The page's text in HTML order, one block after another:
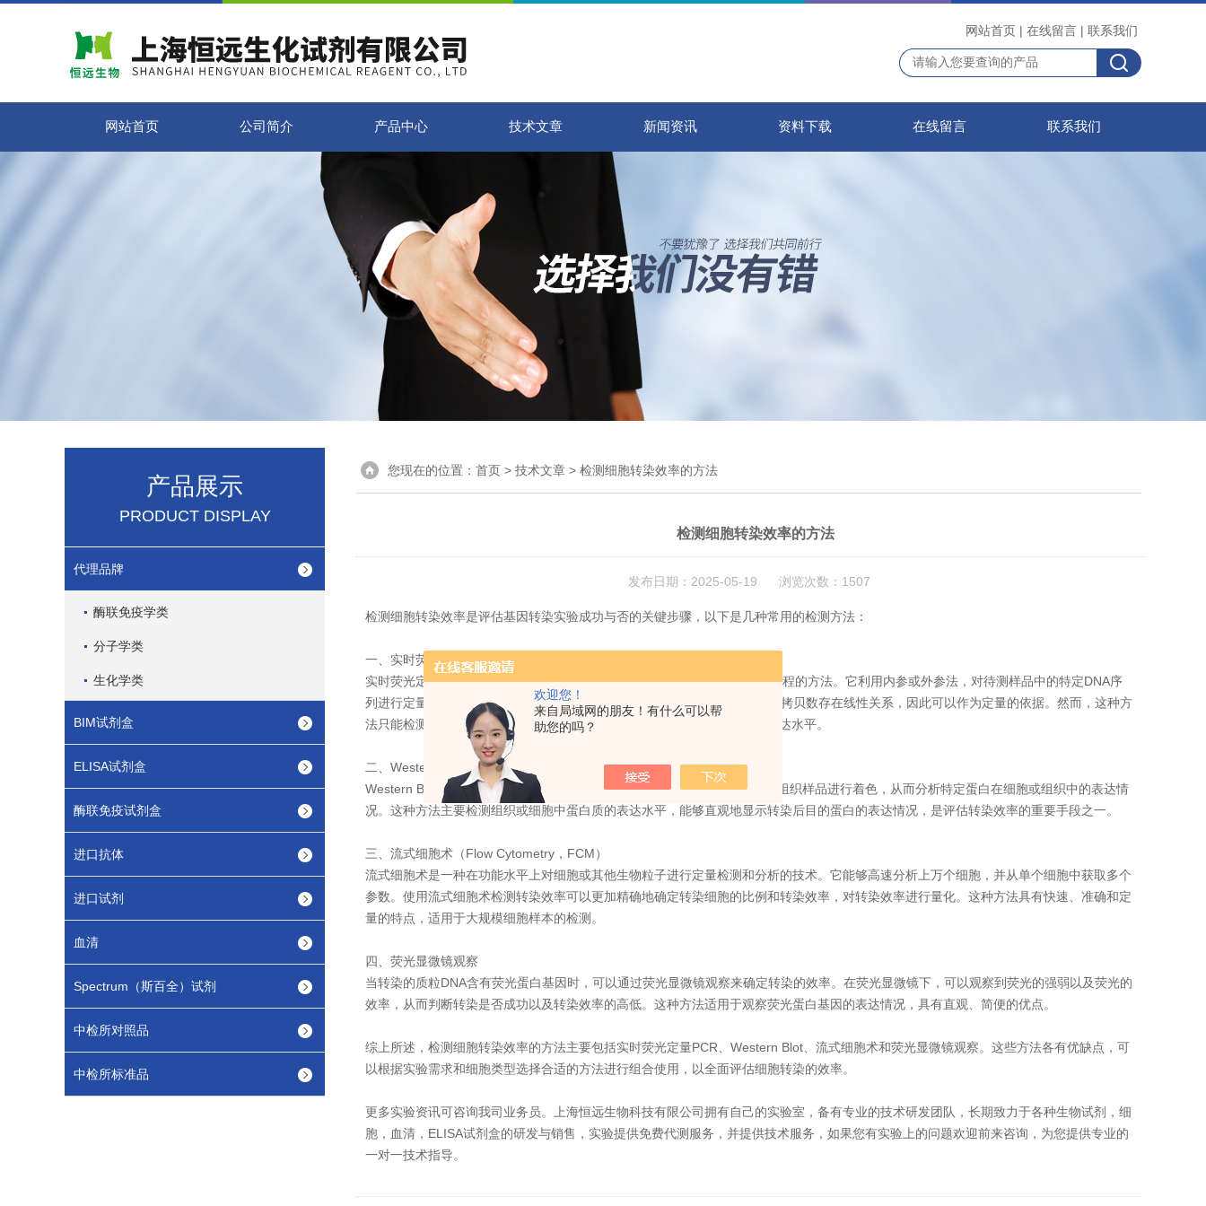
欢迎您！
来自局域网的朋友！有什么可以帮
助您的吗？
网站首页 | 在线留言 | 联系我们
网站首页 公司简介 产品中心 技术文章 新闻资讯 资料下载 在线留言 联系我们
产品展示
PRODUCT DISPLAY
代理品牌
酶联免疫学类
分子学类
生化学类
BIM试剂盒
ELISA试剂盒
酶联免疫试剂盒
进口抗体
进口试剂
血清
Spectrum（斯百全）试剂
中检所对照品
中检所标准品
您现在的位置： 首页 > 技术文章 > 检测细胞转染效率的方法
检测细胞转染效率的方法
发布日期：2025-05-19 浏览次数：1507
检测细胞转染效率是评估基因转染实验成功与否的关键步骤，以下是几种常用的检测方法：
一、实时荧光定量PCR（Quantitative Real-time PCR）
实时荧光定量PCR是一种在DNA扩增过程中，通过荧光信号实时检测PCR进程的方法。它利用内参或外参法，对待测样品中的特定DNA序
列进行定量分析。在PCR扩增的指数时期，模板的Ct值（循环阈值）与起始拷贝数存在线性关系，因此可以作为定量的依据。然而，这种方
法只能检测转染后细胞中待测基因的mRNA表达水平，无法直接检测蛋白表达水平。
二、Western Blot（蛋白质免疫印迹）
Western Blot的基本原理是通过特异性抗体对凝胶电泳处理过的细胞或生物组织样品进行着色，从而分析特定蛋白在细胞或组织中的表达情
况。这种方法主要检测组织或细胞中蛋白质的表达水平，能够直观地显示转染后目的蛋白的表达情况，是评估转染效率的重要手段之一。
三、流式细胞术（Flow Cytometry，FCM）
流式细胞术是一种在功能水平上对细胞或其他生物粒子进行定量检测和分析的技术。它能够高速分析上万个细胞，并从单个细胞中获取多个
参数。使用流式细胞术检测转染效率可以更加精确地确定转染细胞的比例和转染效率，对转染效率进行量化。这种方法具有快速、准确和定
量的特点，适用于大规模细胞样本的检测。
四、荧光显微镜观察
当转染的质粒DNA含有荧光蛋白基因时，可以通过荧光显微镜观察来确定转染的效率。在荧光显微镜下，可以观察到荧光的强弱以及荧光的
效率，从而判断转染是否成功以及转染效率的高低。这种方法适用于观察荧光蛋白基因的表达情况，具有直观、简便的优点。
综上所述，检测细胞转染效率的方法主要包括实时荧光定量PCR、Western Blot、流式细胞术和荧光显微镜观察。这些方法各有优缺点，可
以根据实验需求和细胞类型选择合适的方法进行组合使用，以全面评估细胞转染的效率。
更多实验资讯可咨询我司业务员。上海恒远生物科技有限公司拥有自己的实验室，备有专业的技术研发团队，长期致力于各种生物试剂，细
胞，血清，ELISA试剂盒的研发与销售，实验提供免费代测服务，并提供技术服务，如果您有实验上的问题欢迎前来咨询，为您提供专业的
一对一技术指导。